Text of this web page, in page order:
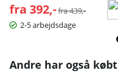
fra 392,- Normalpris:
fra 439,-
2-5 arbejdsdage
Andre har også købt